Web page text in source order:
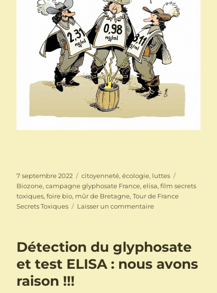
Publié
le
7 septembre 2022 Catégories
citoyenneté,écologie, luttes
Biozone,campagne glyphosate France,elisa,film secrets
toxiques,foire bio, mûr de Bretagne,Tour de France
Secrets Toxiques
Laisser un commentairesur
Biozone
week
Détection du glyphosate
et test ELISA : nous avons
raison !!!